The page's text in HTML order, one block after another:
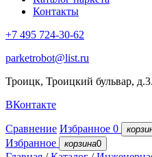
Контакты
+7 495 724-30-62
parketrobot@list.ru
Троицк, Троицкий бульвар,
ВКонтакте
Сравнение Избранное 0
Избранное корзина0